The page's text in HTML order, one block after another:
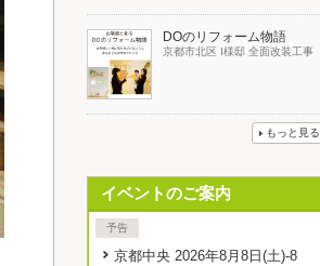
DOのリフォーム物語
京都市北区 I様邸 全面改装工事
もっと見る
イベントのご案内
予告
京都中央 2026年8月8日(土)-8